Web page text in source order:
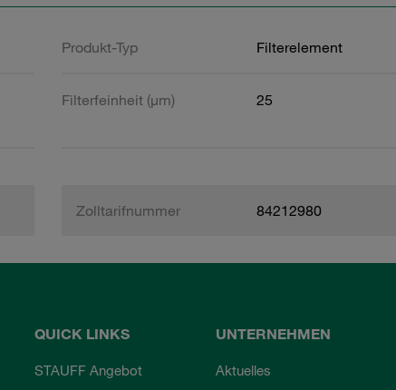
Produkt-Typ Filterelement
Filterfeinheit (µm) 25
Zolltarifnummer 84212980
QUICK LINKS
STAUFF Angebot
UNTERNEHMEN
Aktuelles